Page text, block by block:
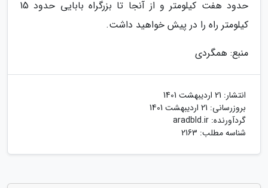
حدود هفت کیلومتر و از آنجا تا بزرگراه بابایی حدود 15
کیلومتر راه را در پیش خواهید داشت.
منبع: همگردی
انتشار: 21 اردیبهشت 1401
بروزرسانی: 21 اردیبهشت 1401
گردآورنده: aradbld.ir
شناسه مطلب: 2163